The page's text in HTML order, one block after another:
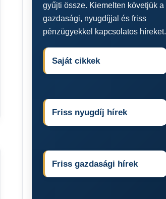
gyűjti össze. Kiemelten követjük a
gazdasági, nyugdíjjal és friss
pénzügyekkel kapcsolatos híreket.
Saját cikkek
Friss nyugdíj hírek
Friss gazdasági hírek